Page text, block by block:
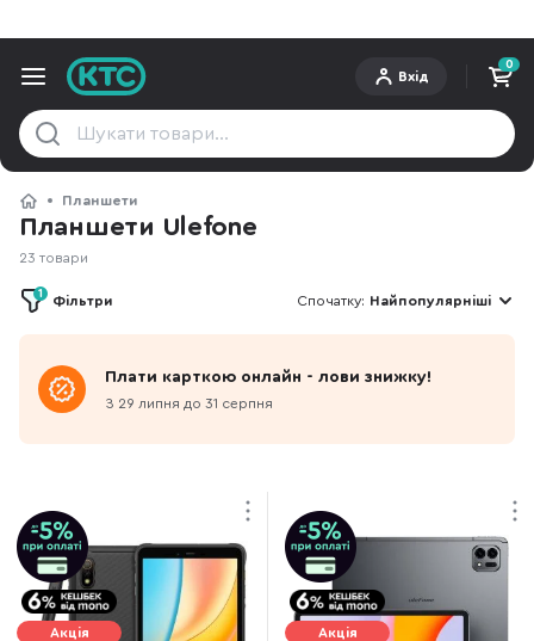
Вхід
0
Планшети
Плати карткою онлайн - лови знижку!
З 29 липня до 31 серпня
Планшети Ulefone
23 товари
Фільтри
1 Спочатку: Найпопулярніші
Акція Акція